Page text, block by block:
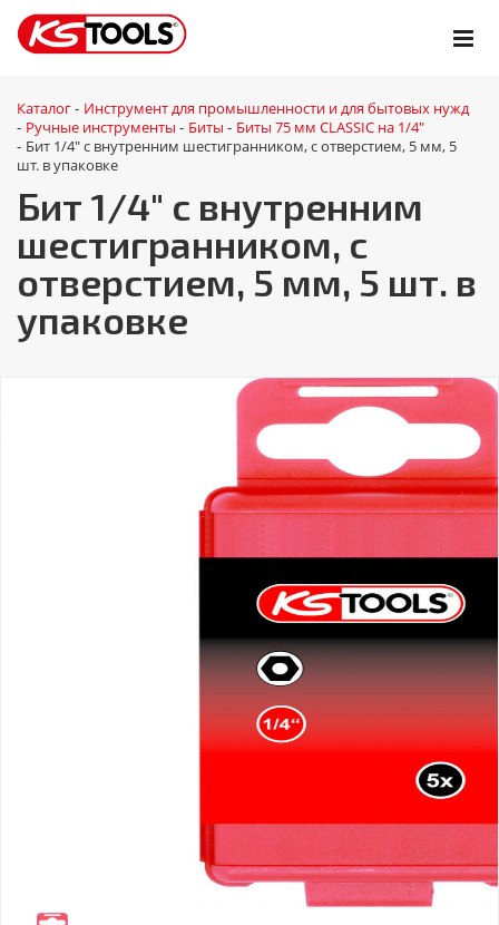
Каталог - Инструмент для промышленности и для бытовых нужд
- Ручные инструменты - Биты - Биты 75 мм CLASSIC на 1/4"
- Бит 1/4" с внутренним шестигранником, с отверстием, 5 мм, 5
шт. в упаковке
Бит 1/4" с внутренним
шестигранником, с
отверстием, 5 мм, 5 шт. в
упаковке